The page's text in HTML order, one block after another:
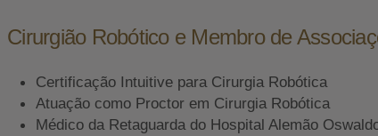
Cirurgião Robótico e Membro de
Certificação Intuitive para Cirurgia Robótica
Atuação como Proctor em Cirurgia Robótica
Médico da Retaguarda do Hospital Alemão